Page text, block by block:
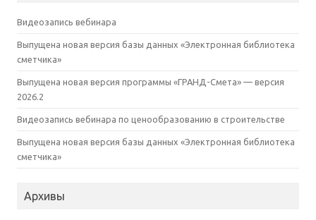
Видеозапись вебинара
Выпущена новая версия базы данных «Электронная библиотека
сметчика»
Выпущена новая версия программы «ГРАНД-Смета» — версия
2026.2
Видеозапись вебинара по ценообразованию в строительстве
Выпущена новая версия базы данных «Электронная библиотека
сметчика»
Архивы